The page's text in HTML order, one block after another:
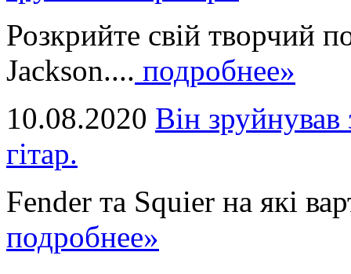
Розкрийте свій творчий
Jackson.... подробнее»
10.08.2020 Він
гітар.
Fender та Squier на які
подробнее»